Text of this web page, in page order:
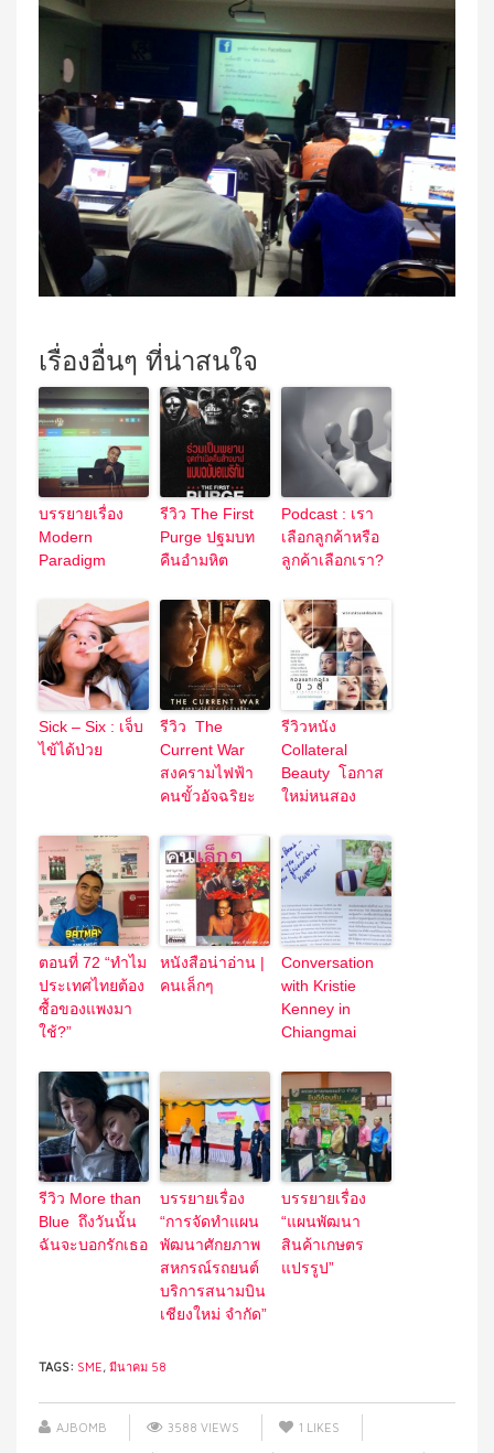
เรื่องอื่นๆ ที่น่าสนใจ
บรรยายเรื่อง
Modern
Paradigm
รีวิว The First
Purge ปฐมบท
คืนอำมหิต
Podcast : เรา
เลือกลูกค้าหรือ
ลูกค้าเลือกเรา?
Sick – Six : เจ็บ
ไข้ได้ป่วย
รีวิว The
Current War
สงครามไฟฟ้า
คนขั้วอัจฉริยะ
รีวิวหนัง
Collateral
Beauty โอกาส
ใหม่หนสอง
ตอนที่ 72 “ทำไม
ประเทศไทยต้อง
ซื้อของแพงมา
ใช้?”
หนังสือน่าอ่าน |
คนเล็กๆ
Conversation
with Kristie
Kenney in
Chiangmai
รีวิว More than
Blue ถึงวันนั้น
ฉันจะบอกรักเธอ
บรรยายเรื่อง
“การจัดทำแผน
พัฒนาศักยภาพ
สหกรณ์รถยนต์
บริการสนามบิน
เชียงใหม่ จำกัด”
บรรยายเรื่อง
“แผนพัฒนา
สินค้าเกษตร
แปรรูป”
TAGS: SME, มีนาคม 58
AJBOMB 3588 VIEWS 1 LIKES